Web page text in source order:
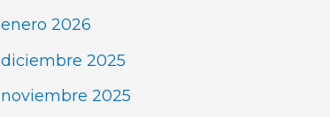
enero 2026
diciembre 2025
noviembre 2025